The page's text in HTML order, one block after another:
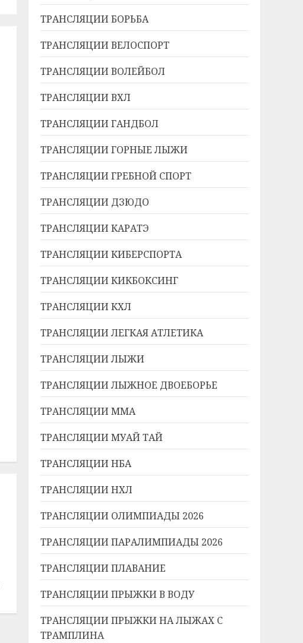
ТРАНСЛЯЦИИ БОРЬБА
ТРАНСЛЯЦИИ ВЕЛОСПОРТ
ТРАНСЛЯЦИИ ВОЛЕЙБОЛ
ТРАНСЛЯЦИИ ВХЛ
ТРАНСЛЯЦИИ ГАНДБОЛ
ТРАНСЛЯЦИИ ГОРНЫЕ ЛЫЖИ
ТРАНСЛЯЦИИ ГРЕБНОЙ СПОРТ
ТРАНСЛЯЦИИ ДЗЮДО
ТРАНСЛЯЦИИ КАРАТЭ
ТРАНСЛЯЦИИ КИБЕРСПОРТА
ТРАНСЛЯЦИИ КИКБОКСИНГ
ТРАНСЛЯЦИИ КХЛ
ТРАНСЛЯЦИИ ЛЕГКАЯ АТЛЕТИКА
ТРАНСЛЯЦИИ ЛЫЖИ
ТРАНСЛЯЦИИ ЛЫЖНОЕ ДВОЕБОРЬЕ
ТРАНСЛЯЦИИ ММА
ТРАНСЛЯЦИИ МУАЙ ТАЙ
ТРАНСЛЯЦИИ НБА
ТРАНСЛЯЦИИ НХЛ
ТРАНСЛЯЦИИ ОЛИМПИАДЫ 2026
ТРАНСЛЯЦИИ ПАРАЛИМПИАДЫ 2026
ТРАНСЛЯЦИИ ПЛАВАНИЕ
ТРАНСЛЯЦИИ ПРЫЖКИ В ВОДУ
ТРАНСЛЯЦИИ ПРЫЖКИ НА ЛЫЖАХ С
ТРАМПЛИНА